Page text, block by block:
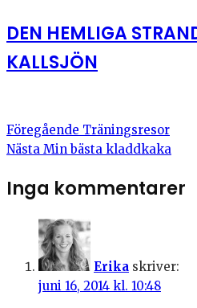
DEN HEMLIGA
KALLSJÖN
Föregående Träningsresor
Nästa Min bästa kladdkaka
Inga kommentarer
Erika skriver:
juni 16, 2014 kl. 10:48